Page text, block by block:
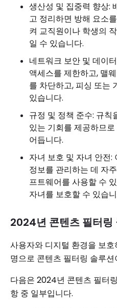
생산성 및 집중력 향상:
고 정리하면 방해 요소
켜 교직원이나 학생의
일 수 있습니다.
네트워크 보안 및 데이
액세스를 제한하고, 맬
를 차단하고, 피싱 또는
있습니다.
규정 및 정책 준수: 규칙
있는 기회를 제공하므
어듭니다.
자녀 보호 및 자녀 안전:
정보를 관리하는 데 자
프트웨어를 사용할 수
자녀를 보호할 수 있습
2024년 콘텐츠 필터링
사용자와 디지털 환경을 보
명으로 콘텐츠 필터링 솔루
다음은 2024년 콘텐츠 필터
항 중 일부입니다.